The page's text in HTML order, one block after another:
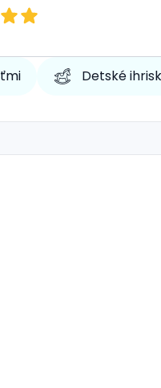
Detské